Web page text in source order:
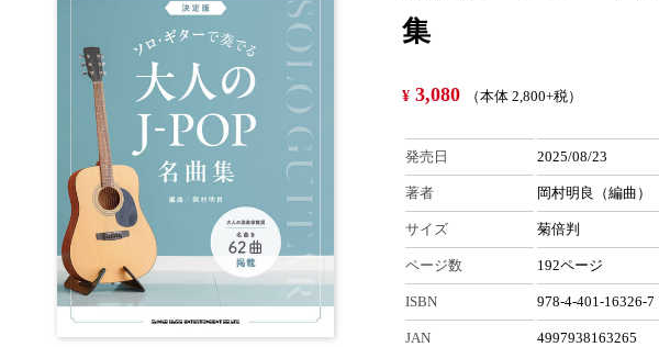
集
¥ 3,080 （本体 2,800+税）
発売日 2025/08/23
著者 岡村明良（編曲）
サイズ 菊倍判
ページ数 192ページ
ISBN 978-4-401-16326-7
JAN 4997938163265